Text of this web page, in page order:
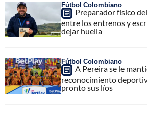
Fútbol Colombiano
Preparador físico
entre los entrenos y
dejar huella
Fútbol Colombiano
A Pereira se le
reconocimiento
pronto sus líos